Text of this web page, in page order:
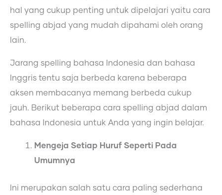
hal yang cukup penting untuk dipelajari yaitu cara
spelling abjad yang mudah dipahami oleh orang
lain.
Jarang spelling bahasa Indonesia dan bahasa
Inggris tentu saja berbeda karena beberapa
aksen membacanya memang berbeda cukup
jauh. Berikut beberapa cara spelling abjad dalam
bahasa Indonesia untuk Anda yang ingin belajar.
Mengeja Setiap Huruf Seperti Pada
Umumnya
Ini merupakan salah satu cara paling sederhana